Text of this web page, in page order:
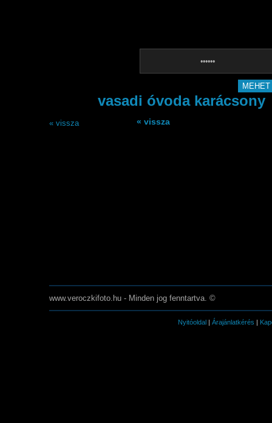
vasadi óvoda karácsony
« vissza
« vissza
www.veroczkifoto.hu - Minden jog fenntartva. ©
Nyitóoldal | Árajánlatkérés |